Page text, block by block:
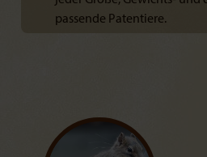
PREMIUM
passende Patentiere.